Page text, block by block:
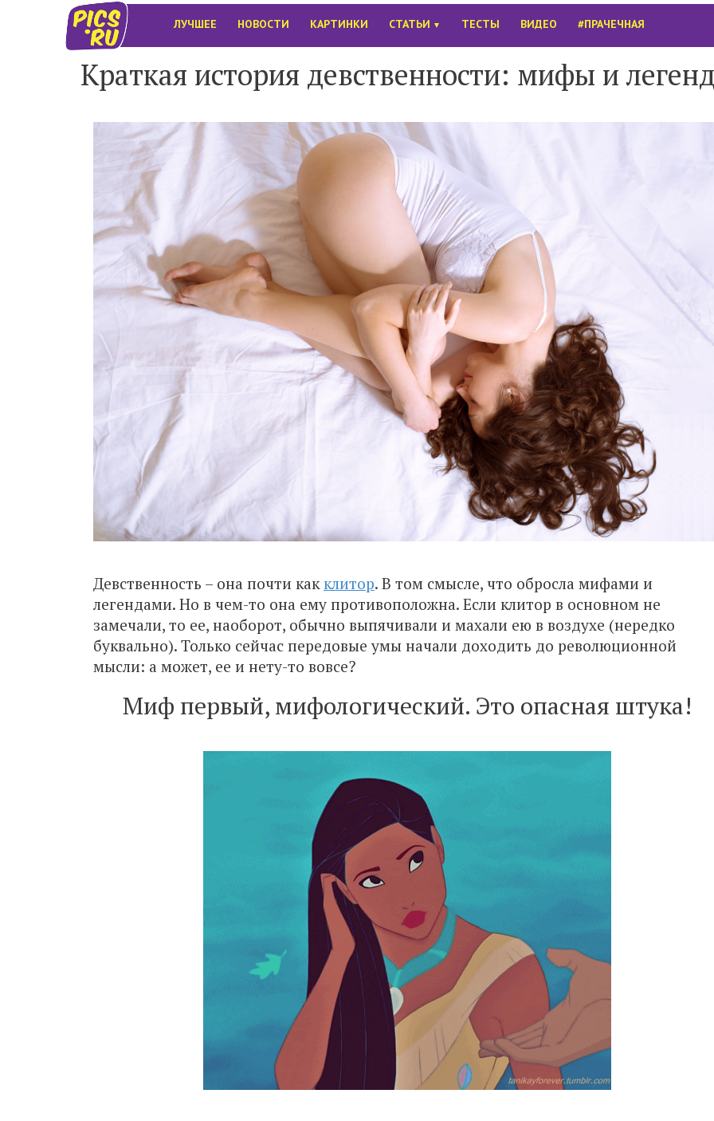
ЛУЧШЕЕ НОВОСТИ КАРТИНКИ СТАТЬИ ▼ ТЕСТЫ ВИДЕО #ПРАЧЕЧНАЯ
Краткая история девственности: мифы и
Девственность – она почти какклитор. В том смысле, что обросла мифами и
легендами. Но в чем-то она ему противоположна. Если клитор в основном не
замечали, то ее, наоборот, обычно выпячивали и махали ею в воздухе (нередко
буквально). Только сейчас передовые умы начали доходить до революционной
мысли: а может, ее и нету-то вовсе?
Миф первый, мифологический. Это опасная штука!